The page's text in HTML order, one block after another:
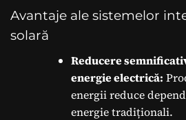
Avantaje ale sistemelor
solară
Reducere
energie electrică:
energii reduce
energie tradiționali.